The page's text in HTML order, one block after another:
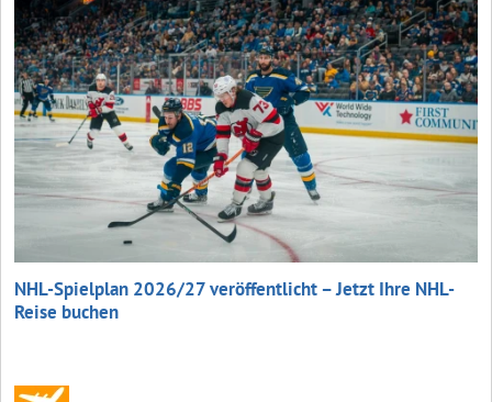
NHL-Spielplan 2026/27 veröffentlicht – Jetzt Ihre NHL-
Reise buchen